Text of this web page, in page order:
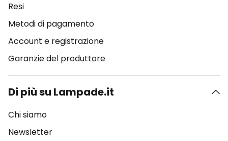
Resi
Metodi di pagamento
Account e registrazione
Garanzie del produttore
Di più su Lampade.it
Chi siamo
Newsletter